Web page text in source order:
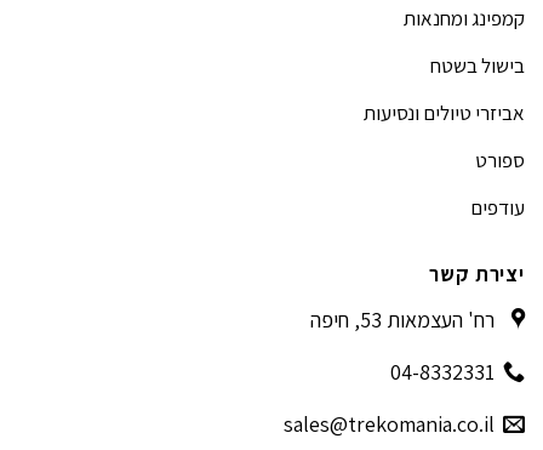
קמפינג ומחנאות
בישול בשטח
אביזרי טיולים ונסיעות
ספורט
עודפים
יצירת קשר
רח' העצמאות 53, חיפה
04-8332331
sales@trekomania.co.il